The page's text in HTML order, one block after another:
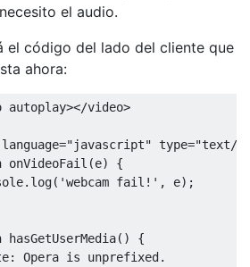
el audio.
el código del lado del cliente que
ahora:
autoplay></video>
language="javascript" type="text/
onVideoFail (e) {
.log( 'webcam fail!' , e);
hasGetUserMedia( ) {
Opera is unprefixed.